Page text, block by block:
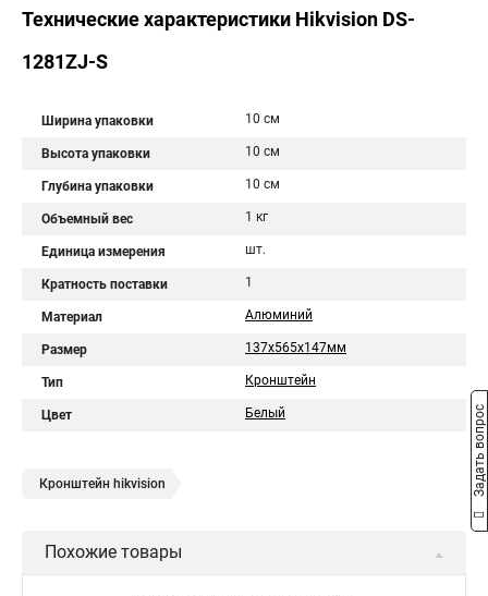
Технические характеристики Hikvision DS-
1281ZJ-S
Ширина упаковки 10 см
Высота упаковки 10 см
Глубина упаковки 10 см
Объемный вес 1 кг
Единица измерения шт.
Кратность поставки 1
Материал Алюминий
Размер 137х565х147мм
Тип Кронштейн
Цвет Белый
Кронштейн hikvision
Похожие товары
Задать вопрос